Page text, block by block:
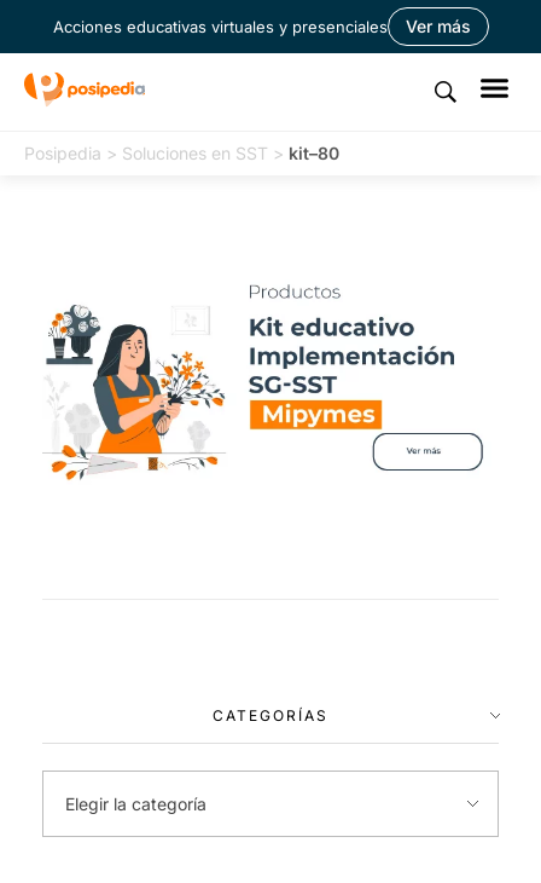
Acciones educativas virtuales y presenciales Ver más
Posipedia > Soluciones en SST > kit–80
CATEGORÍAS